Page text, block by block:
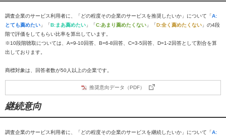
調査企業のサービス利用者に、「どの程度その企業のサービスを推奨したいか」について「A:
とても薦めたい 」「B:まあ薦めたい 」「C:あまり薦めたくない 」「D:全く薦めたくない 」の4段
階で評価をしてもらい比率を算出しています。
※10段階聴取については、A=9-10回答、B=6-8回答、C=3-5回答、D=1-2回答として割合を算
出しております。
商標対象は、回答者数が50人以上の企業です。
推奨意向データ（PDF）
継続意向
調査企業のサービス利用者に、「どの程度その企業のサービスを継続したいか」について「A: